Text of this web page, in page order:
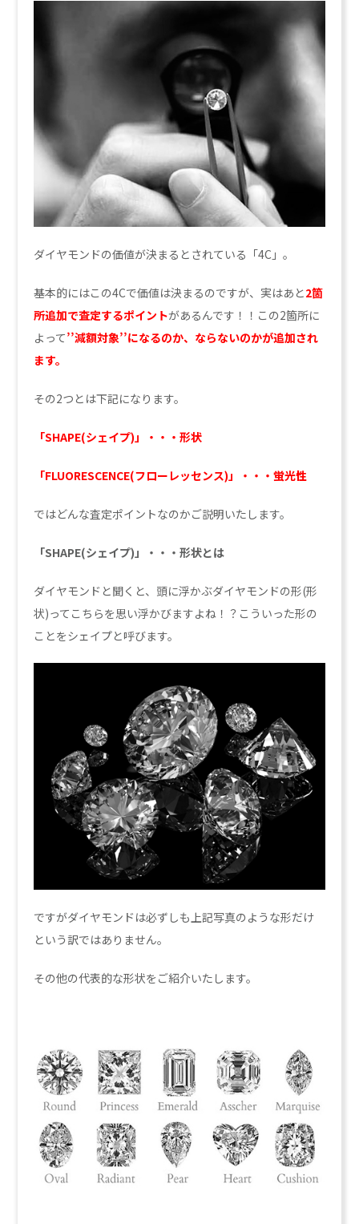
ダイヤモンドの価値が決まるとされている「4C」。
基本的にはこの4Cで価値は決まるのですが、実はあと2箇
所追加で査定するポイントがあるんです！！この2箇所に
よって’’減額対象’’になるのか、ならないのかが追加され
ます。
その2つとは下記になります。
「SHAPE(シェイプ)」・・・形状
「FLUORESCENCE(フローレッセンス)」・・・蛍光性
ではどんな査定ポイントなのかご説明いたします。
「SHAPE(シェイプ)」・・・形状とは
ダイヤモンドと聞くと、頭に浮かぶダイヤモンドの形(形
状)ってこちらを思い浮かびますよね！？こういった形の
ことをシェイプと呼びます。
ですがダイヤモンドは必ずしも上記写真のような形だけ
という訳ではありません。
その他の代表的な形状をご紹介いたします。